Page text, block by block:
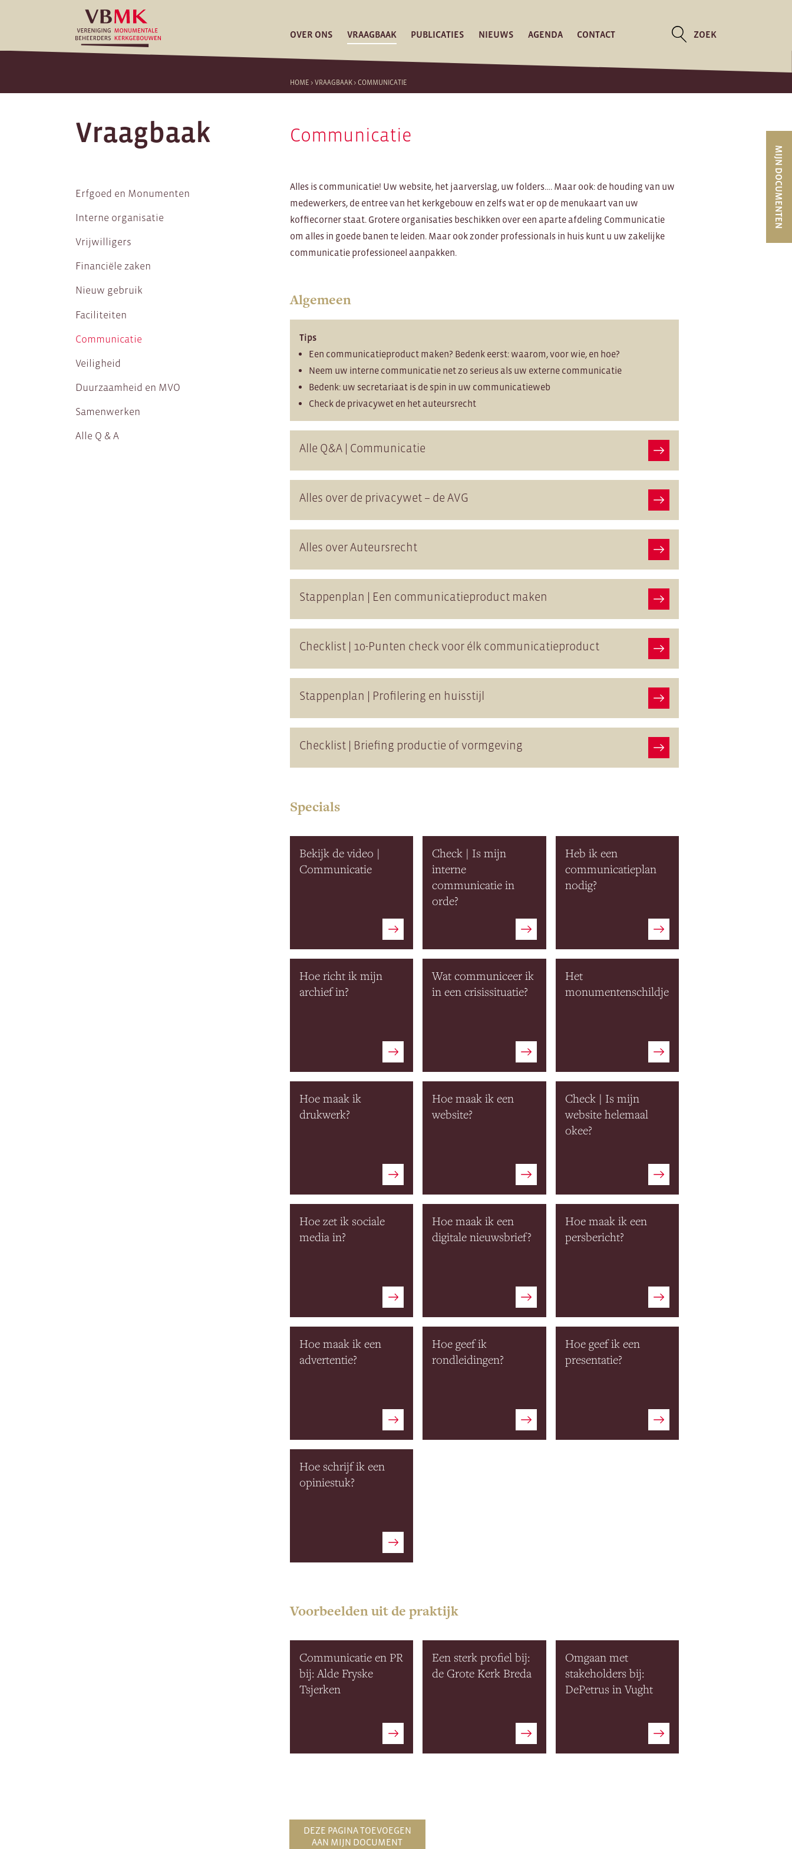
OVER ONS VRAAGBAAK PUBLICATIES NIEUWS AGENDA CONTACT ZOEK
HOME >VRAAGBAAK>COMMUNICATIE
Vraagbaak
Erfgoed en Monumenten
Interne organisatie
Vrijwilligers
Financiële zaken
Nieuw gebruik
Faciliteiten
Communicatie
Veiligheid
Duurzaamheid en MVO
Samenwerken
Alle Q & A
MIJN DOCUMENTEN
Communicatie
Alles is communicatie! Uw website, het jaarverslag, uw folders…. Maar ook: de houding van uw
medewerkers, de entree van het kerkgebouw en zelfs wat er op de menukaart van uw
koffiecorner staat. Grotere organisaties beschikken over een aparte afdeling Communicatie
om alles in goede banen te leiden. Maar ook zonder professionals in huis kunt u uw zakelijke
communicatie professioneel aanpakken.
Algemeen
Tips
Een communicatieproduct maken? Bedenk eerst: waarom, voor wie, en hoe?
Neem uw interne communicatie net zo serieus als uw externe communicatie
Bedenk: uw secretariaat is de spin in uw communicatieweb
Check de privacywet en het auteursrecht
Alle Q&A | Communicatie
Alles over de privacywet – de AVG
Alles over Auteursrecht
Stappenplan | Een communicatieproduct maken
Checklist | 10-Punten check voor élk communicatieproduct
Stappenplan | Profilering en huisstijl
Checklist | Briefing productie of vormgeving
Specials
Bekijk de video |
Communicatie
Check | Is mijn
interne
communicatie in
orde?
Heb ik een
communicatieplan
nodig?
Hoe richt ik mijn
archief in?
Wat communiceer ik
in een crisissituatie?
Het
monumentenschildje
Hoe maak ik
drukwerk?
Hoe maak ik een
website?
Check | Is mijn
website helemaal
okee?
Hoe zet ik sociale
media in?
Hoe maak ik een
digitale nieuwsbrief?
Hoe maak ik een
persbericht?
Hoe maak ik een
advertentie?
Hoe geef ik
rondleidingen?
Hoe geef ik een
presentatie?
Hoe schrijf ik een
opiniestuk?
Voorbeelden uit de praktijk
Communicatie en PR
bij: Alde Fryske
Tsjerken
Een sterk profiel bij:
de Grote Kerk Breda
Omgaan met
stakeholders bij:
DePetrus in Vught
DEZE PAGINA TOEVOEGEN
AAN MIJN DOCUMENT